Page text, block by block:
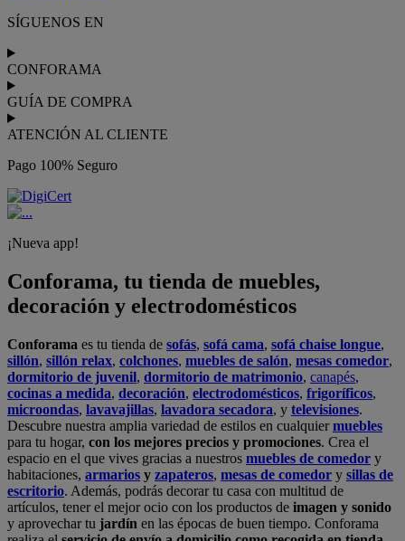
SÍGUENOS EN
CONFORAMA
GUÍA DE COMPRA
ATENCIÓN AL CLIENTE
Pago 100% Seguro
¡Nueva app!
Conforama, tu tienda de muebles,
decoración y electrodomésticos
Conforama es tu tienda de sofás, sofá cama, sofá chaise longue,
sillón, sillón relax, colchones, muebles de salón, mesas comedor,
dormitorio de juvenil, dormitorio de matrimonio, canapés,
cocinas a medida, decoración, electrodomésticos, frigoríficos,
microondas, lavavajillas, lavadora secadora, y televisiones.
Descubre nuestra amplia variedad de estilos en cualquiermuebles
para tu hogar, con los mejores precios y promociones. Crea el
espacio en el que vives gracias a nuestros muebles de comedor y
habitaciones, armarios y zapateros, mesas de comedor y sillas de
escritorio. Además, podrás decorar tu casa con multitud de
artículos, tener el mejor ocio con los productos de imagen y sonido
y aprovechar tu jardín en las épocas de buen tiempo. Conforama